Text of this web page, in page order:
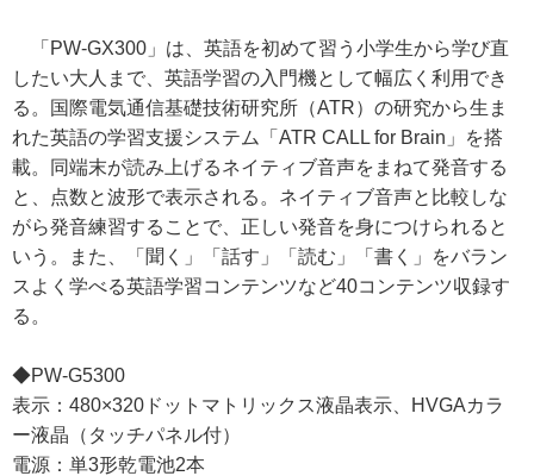
「PW-GX300」は、英語を初めて習う小学生から学び直
したい大人まで、英語学習の入門機として幅広く利用でき
る。国際電気通信基礎技術研究所（ATR）の研究から生ま
れた英語の学習支援システム「ATR CALL for Brain」を搭
載。同端末が読み上げるネイティブ音声をまねて発音する
と、点数と波形で表示される。ネイティブ音声と比較しな
がら発音練習することで、正しい発音を身につけられると
いう。また、「聞く」「話す」「読む」「書く」をバラン
スよく学べる英語学習コンテンツなど40コンテンツ収録す
る。
◆PW-G5300
表示：480×320ドットマトリックス液晶表示、HVGAカラ
ー液晶（タッチパネル付）
電源：単3形乾電池2本